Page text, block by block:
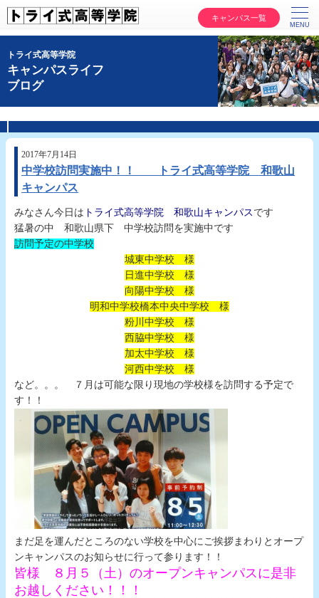
キャンパス一覧
トライ式高等学院
キャンパスライフ
ブログ
2017年7月14日
中学校訪問実施中！！ トライ式高等学院 和歌山
キャンパス
みなさん今日は トライ式高等学院 和歌山キャンパス です
猛暑の中 和歌山県下 中学校訪問を実施中です
訪問予定の中学校
城東中学校 様
日進中学校 様
向陽中学校 様
明和中学校橋本中央中学校 様
粉川中学校 様
西脇中学校 様
加太中学校 様
河西中学校 様
など。。。 ７月は可能な限り現地の学校様を訪問する予定で
す！！
まだ足を運んだところのない学校を中心にご挨拶まわりとオープ
ンキャンパスのお知らせに行って参ります！！
皆様 ８月５（土）のオープンキャンパスに是非
お越しください！！！